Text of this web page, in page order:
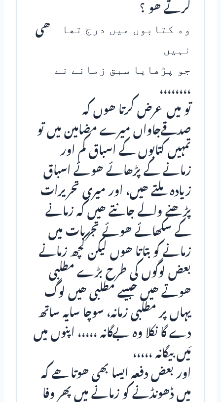
کرتے ھو ؟
ﻭﮦ ﮐﺘﺎﺑﻮﮞ ﻣﯿﮟ ﺩﺭﺝ ﺗﮭﺎ ھی
ﻧﮩﯿﮟ
ﺟـﻮ ﭘـﮍﮬـﺎﯾﺎ ﺳـﺒـﻖ ﺯﻣـﺎﻧﮯ ﻧﮯ
،،،،،،،،
تو میں عرض کرتا ھوں کہ
صدقےجاواں میرے مضامین میں تو
تمہیں کتابوں کے اسباق کم اور
زمانے کے پڑھائے ھوئے اسباق
زیادہ ملتے ھیں، اور میری تحریرات
پڑھنے والے جانتے ھیں کہ زمانے
کے سکھائے ھوئے تجربات میں
زمانے کو بتاتا ھوں لیکن کچھ زمانے
بعض لوگوں کی طرح بڑے مطلبی
ھوتے ھیں جیسے مطلبی ھیں لوگ
یہاں پر مطلبی زمانہ، سوچا سایہ ساتھ
دے گا نکلا وہ بـےگانہ ،،،،، اپنوں میں
مَیں بیگانہ ،،،،،
اور بعض دفعہ ایسا بھی ھوتا ھے کہ
میں ڈھونڈنے کو زمانے میں پھر وفا